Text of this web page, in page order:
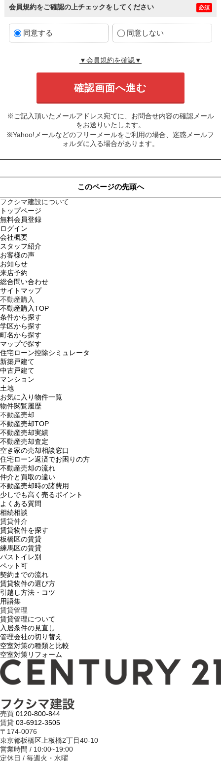
会員規約をご確認の上チェックをしてください 必須
同意する 同意しない
▼会員規約を確認▼
※ご記入頂いたメールアドレス宛てに、お問合せ内容の確認メール
をお送りいたします。
※Yahoo!メールなどのフリーメールをご利用の場合、迷惑メールフ
ォルダに入る場合があります。
このページの先頭へ
フクシマ建設について
トップページ
無料会員登録
ログイン
会社概要
スタッフ紹介
お客様の声
お知らせ
来店予約
総合問い合わせ
サイトマップ
不動産購入
不動産購入TOP
条件から探す
学区から探す
町名から探す
マップで探す
住宅ローン控除シミュレータ
新築戸建て
中古戸建て
マンション
土地
お気に入り物件一覧
物件閲覧履歴
不動産売却
不動産売却TOP
不動産売却実績
不動産売却査定
空き家の売却相談窓口
住宅ローン返済でお困りの方
不動産売却の流れ
仲介と買取の違い
不動産売却時の諸費用
少しでも高く売るポイント
よくある質問
相続相談
賃貸仲介
賃貸物件を探す
板橋区の賃貸
練馬区の賃貸
バストイレ別
ペット可
契約までの流れ
賃貸物件の選び方
引越し方法・コツ
用語集
賃貸管理
賃貸管理について
入居条件の見直し
管理会社の切り替え
空室対策の種類と比較
空室対策リフォーム
売買 0120-800-844
賃貸 03-6912-3505
〒174-0076
東京都板橋区上板橋2丁目40-10
営業時間 / 10:00~19:00
定休日 / 毎週火・水曜